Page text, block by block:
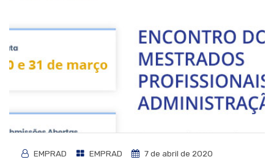
EMPRAD EMPRAD 7 de abril de 2020